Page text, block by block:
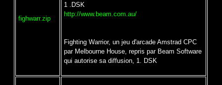
fighwarr.zip
1 .DSK
http://www.beam.com.au/
Fighting Warrior, un jeu d'arcade Amstrad CPC
par Melbourne House, repris par Beam Software
qui autorise sa diffusion, 1. DSK